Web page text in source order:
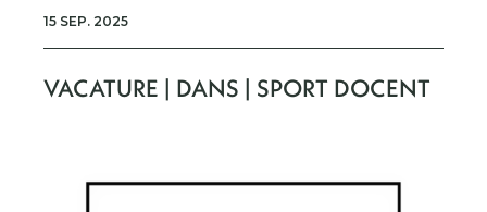
15 SEP. 2025
VACATURE | DANS | SPORT DOCENT